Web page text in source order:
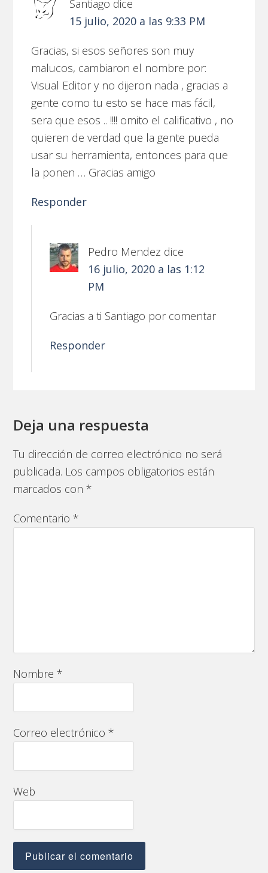
Santiago dice
15 julio, 2020 a las 9:33 PM
Gracias, si esos señores son muy
malucos, cambiaron el nombre por:
Visual Editor y no dijeron nada , gracias a
gente como tu esto se hace mas fácil,
sera que esos .. !!!! omito el calificativo , no
quieren de verdad que la gente pueda
usar su herramienta, entonces para que
la ponen … Gracias amigo
Responder
Pedro Mendez dice
16 julio, 2020 a las 1:12
PM
Gracias a ti Santiago por comentar
Responder
Deja una respuesta
Tu dirección de correo electrónico no será
publicada. Los campos obligatorios están
marcados con*
Comentario*
Nombre*
Correo electrónico*
Web